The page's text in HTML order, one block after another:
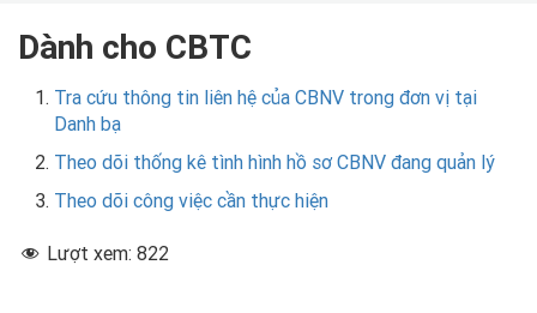
Dành cho CBTC
Tra cứu thông tin liên hệ của CBNV trong đơn vị tại
Danh bạ
Theo dõi thống kê tình hình hồ sơ CBNV đang quản lý
Theo dõi công việc cần thực hiện
Lượt xem: 822